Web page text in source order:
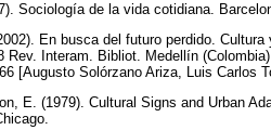
Sociología de la vida cotidiana.
En busca del futuro perdido.
Rev. Interam. Bibliot. Medellín
[Augusto Solórzano Ariza, Luis Carlos
E. (1979). Cultural Signs and Urban